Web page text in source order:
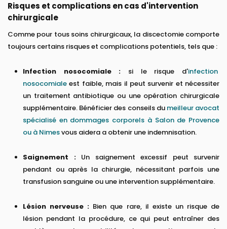
Risques et complications en cas d'intervention
chirurgicale
Comme pour tous soins chirurgicaux, la discectomie comporte
toujours certains risques et complications potentiels, tels que :
Infection nosocomiale : si le risque d'infection
nosocomiale est faible, mais il peut survenir et nécessiter
un traitement antibiotique ou une opération chirurgicale
supplémentaire. Bénéficier des conseils du meilleur avocat
spécialisé en dommages corporels à Salon de Provence
ou à Nimesvous aidera a obtenir une indemnisation.
Saignement :Un saignement excessif peut survenir
pendant ou après la chirurgie, nécessitant parfois une
transfusion sanguine ou une intervention supplémentaire.
Lésion nerveuse : Bien que rare, il existe un risque de
lésion pendant la procédure, ce qui peut entraîner des